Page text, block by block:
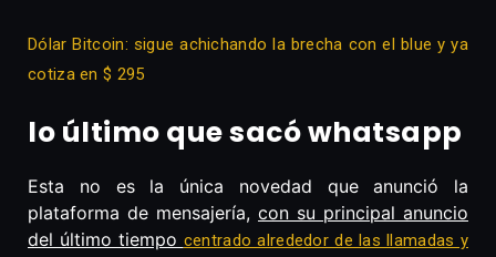
Dólar Bitcoin: sigue achichando la brecha con el blue y ya
cotiza en $ 295
lo último que sacó whatsapp
Esta no es la única novedad que anunció la
plataforma de mensajería, con su principal anuncio
del último tiempo centrado alrededor de las llamadas y